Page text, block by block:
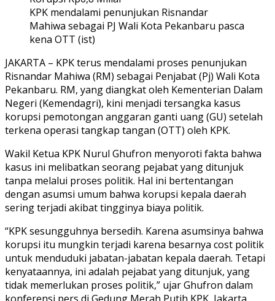
KPK mendalami penunjukan Risnandar
Mahiwa sebagai PJ Wali Kota Pekanbaru pasca
kena OTT (ist)
JAKARTA – KPK terus mendalami proses penunjukan
Risnandar Mahiwa (RM) sebagai Penjabat (Pj) Wali Kota
Pekanbaru. RM, yang diangkat oleh Kementerian Dalam
Negeri (Kemendagri), kini menjadi tersangka kasus
korupsi pemotongan anggaran ganti uang (GU) setelah
terkena operasi tangkap tangan (OTT) oleh KPK.
Wakil Ketua KPK Nurul Ghufron menyoroti fakta bahwa
kasus ini melibatkan seorang pejabat yang ditunjuk
tanpa melalui proses politik. Hal ini bertentangan
dengan asumsi umum bahwa korupsi kepala daerah
sering terjadi akibat tingginya biaya politik.
“KPK sesungguhnya bersedih. Karena asumsinya bahwa
korupsi itu mungkin terjadi karena besarnya cost politik
untuk menduduki jabatan-jabatan kepala daerah. Tetapi
kenyataannya, ini adalah pejabat yang ditunjuk, yang
tidak memerlukan proses politik,” ujar Ghufron dalam